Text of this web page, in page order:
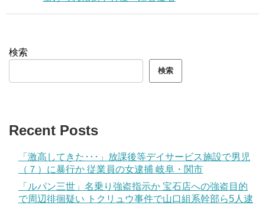
検索
検索
Recent Posts
「激高してきた･･･」放課後等デイサービス施設で男児
（７）に暴行か 従業員の女逮捕 岐阜・関市
「ルパン三世」名乗り強盗指示か 宝石店への強盗目的
で周辺徘徊疑い トクリュウ事件で山口組系幹部ら5人逮